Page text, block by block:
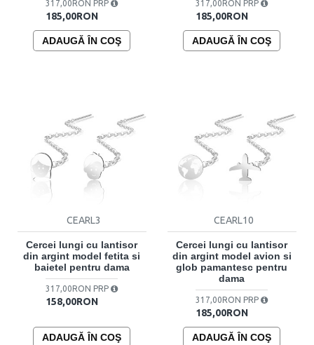
185,00RON
317,00RON PRP
ADAUGĂ ÎN COŞ
185,00RON
317,00RON PRP
ADAUGĂ ÎN COŞ
CEARL3
Cercei lungi cu lantisor
din argint model fetita si
baietel pentru dama
158,00RON
317,00RON PRP
ADAUGĂ ÎN COŞ
CEARL10
Cercei lungi cu lantisor
din argint model avion si
glob pamantesc pentru
dama
185,00RON
317,00RON PRP
ADAUGĂ ÎN COŞ